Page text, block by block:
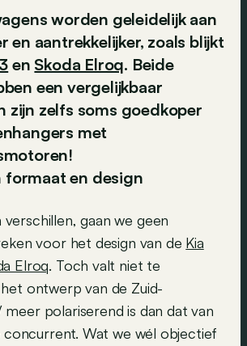
worden geleidelijk aan
en aantrekkelijker, zoals blijkt
en Skoda Elroq. Beide
een vergelijkbaar
zijn zelfs soms goedkoper
met
formaat en design
gaan we geen
voor het design van de Kia
Elroq. Toch valt niet te
ontwerp van de Zuid-
meer polariserend is dan dat van
concurrent. Wat we wél objectief